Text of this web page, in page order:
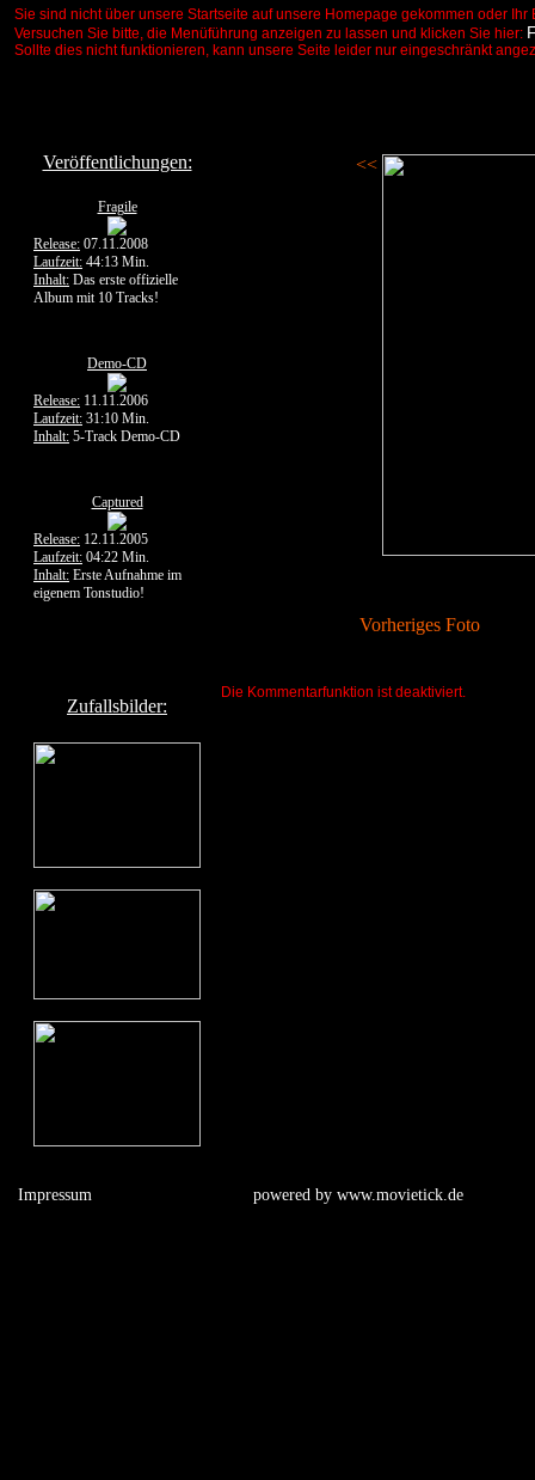
Sie sind nicht über unsere Startseite auf unsere Homepage gekommen oder
Versuchen Sie bitte, die Menüführung anzeigen zu lassen und klicken Sie hier:
Sollte dies nicht funktionieren, kann unsere Seite leider nur eingeschränkt
Veröffentlichungen:
Fragile
Release: 07.11.2008
Laufzeit: 44:13 Min.
Inhalt: Das erste offizielle
Album mit 10 Tracks!
Demo-CD
Release: 11.11.2006
Laufzeit: 31:10 Min.
Inhalt: 5-Track Demo-CD
Captured
Release: 12.11.2005
Laufzeit: 04:22 Min.
Inhalt: Erste Aufnahme im
eigenem Tonstudio!
Zufallsbilder:
<<
Vorheriges Foto
Die Kommentarfunktion ist deaktiviert.
Impressum powered by www.movietick.de